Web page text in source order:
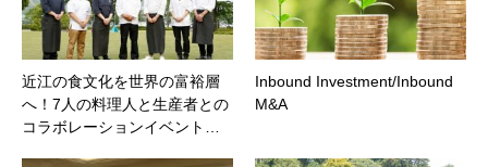
近江の食文化を世界の富裕層
へ！7人の料理人と生産者との
コラボレーションイベント…
Inbound Investment/Inbound
M&A